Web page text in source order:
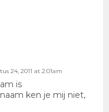
24, 2011 at 2:01am
is
ken je mij niet,